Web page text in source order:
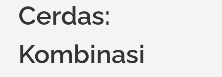
Cerdas:
Kombinasi